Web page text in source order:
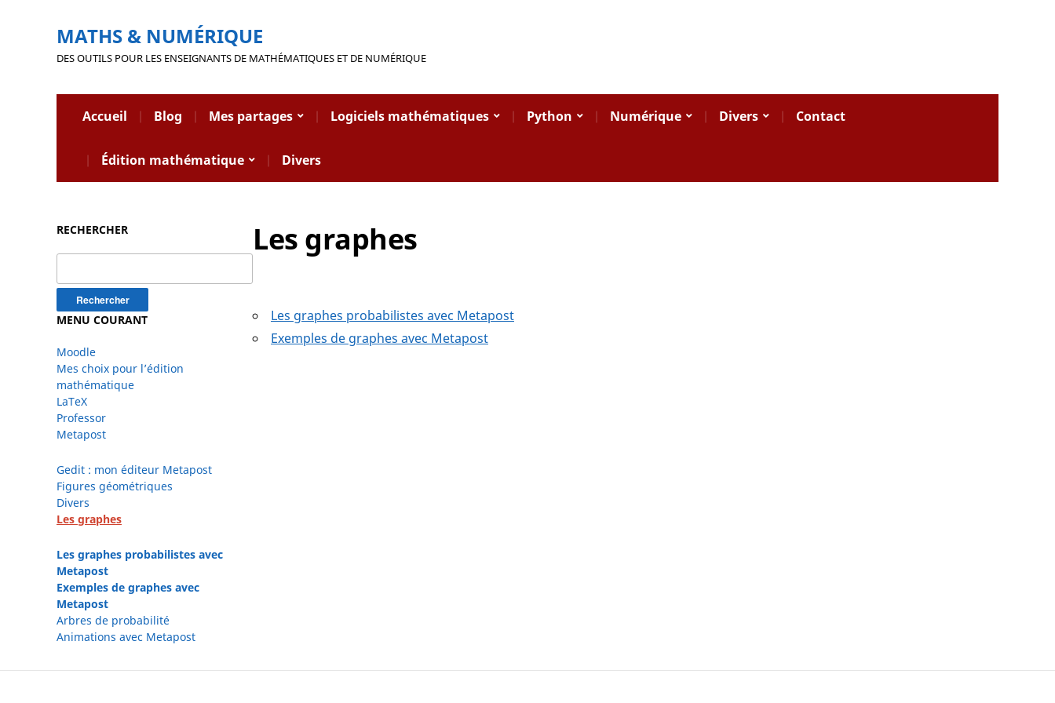
MATHS & NUMÉRIQUE
DES OUTILS POUR LES ENSEIGNANTS DE MATHÉMATIQUES ET DE NUMÉRIQUE
Accueil Blog Mes partages Logiciels mathématiques Python Numérique Divers Contact
Édition mathématique Divers
RECHERCHER
MENU COURANT
Moodle
Mes choix pour l’édition
mathématique
LaTeX
Professor
Metapost
Gedit : mon éditeur Metapost
Figures géométriques
Divers
Les graphes
Les graphes probabilistes avec
Metapost
Exemples de graphes avec
Metapost
Arbres de probabilité
Animations avec Metapost
Les graphes
Les graphes probabilistes avec Metapost
Exemples de graphes avec Metapost